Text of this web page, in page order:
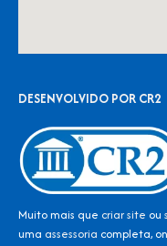
DESENVOLVIDO POR CR2
Muito mais que criar site ou
uma assessoria completa,